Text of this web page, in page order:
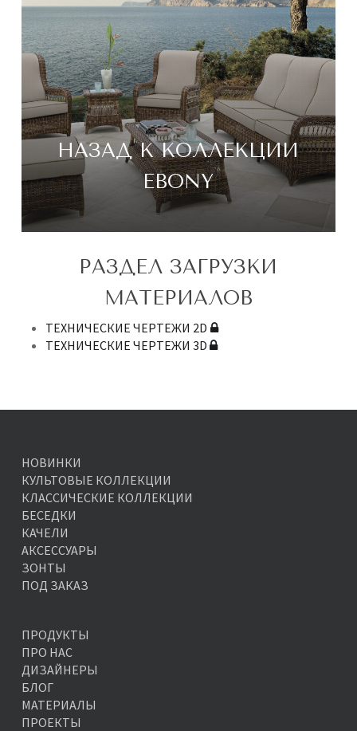
НАЗАД К КОЛЛЕКЦИИ
EBONY
РАЗДЕЛ ЗАГРУЗКИ
МАТЕРИАЛОВ
ТЕХНИЧЕСКИЕ ЧЕРТЕЖИ 2D
ТЕХНИЧЕСКИЕ ЧЕРТЕЖИ 3D
НОВИНКИ
КУЛЬТОВЫЕ КОЛЛЕКЦИИ
КЛАССИЧЕСКИЕ КОЛЛЕКЦИИ
БЕСЕДКИ
КАЧЕЛИ
АКСЕССУАРЫ
ЗОНТЫ
ПОД ЗАКАЗ
ПРОДУКТЫ
ПРО НАС
ДИЗАЙНЕРЫ
БЛОГ
МАТЕРИАЛЫ
ПРОЕКТЫ